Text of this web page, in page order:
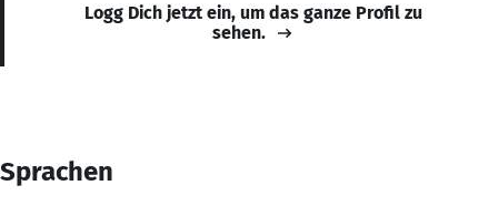
Logg Dich jetzt ein, um das ganze Profil zu
sehen.
Sprachen